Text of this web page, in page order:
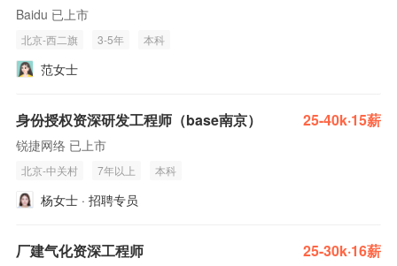
Baidu 已上市
北京-西二旗 3-5年 本科
范女士
身份授权资深研发工程师（base南京） 25-40k·15薪
锐捷网络 已上市
北京-中关村 7年以上 本科
杨女士 · 招聘专员
厂建气化资深工程师 25-30k·16薪